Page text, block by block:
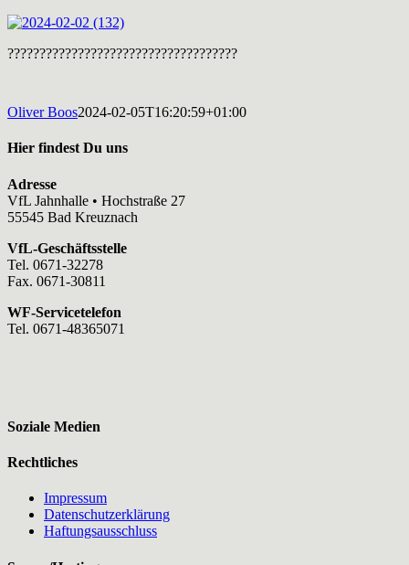
????????????????????????????????????
Oliver Boos2024-02-05T16:20:59+01:00
Hier findest Du uns
Adresse
VfL Jahnhalle • Hochstraße 27
55545 Bad Kreuznach
VfL-Geschäftsstelle
Tel. 0671-32278
Fax. 0671-30811
WF-Servicetelefon
Tel. 0671-48365071
Soziale Medien
Rechtliches
Impressum
Datenschutzerklärung
Haftungsausschluss